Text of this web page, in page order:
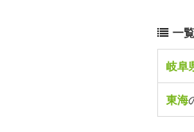
一
岐阜
東海